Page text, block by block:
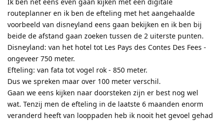
routeplanner en ik ben de efteling met het aangehaalde
voorbeeld van disneyland eens gaan bekijken en ik ben bij
beide de afstand gaan zoeken tussen de 2 uiterste punten.
Disneyland: van het hotel tot Les Pays des Contes Des Fees -
ongeveer 750 meter.
Efteling: van fata tot vogel rok - 850 meter.
Dus we spreken maar over 100 meter verschil.
Gaan we eens kijken naar doorsteken zijn er best nog wel
wat. Tenzij men de efteling in de laatste 6 maanden enorm
veranderd heeft van looppaden heb ik nooit het gevoel gehad